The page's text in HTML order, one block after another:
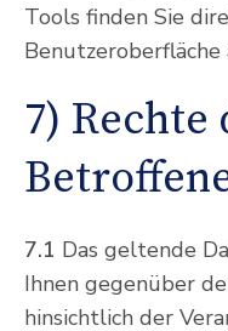
Tools finden Sie
7) Rechte
7.1 Das geltende
Ihnen gegenüber
hinsichtlich der